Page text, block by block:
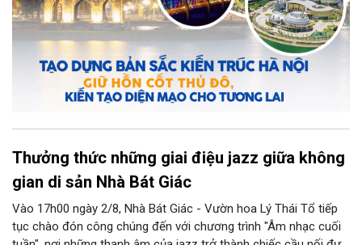
Thưởng thức những giai điệu jazz giữa không
gian di sản Nhà Bát Giác
Vào 17h00 ngày 2/8, Nhà Bát Giác - Vườn hoa Lý Thái Tổ tiếp
tục chào đón công chúng đến với chương trình "Âm nhạc cuối